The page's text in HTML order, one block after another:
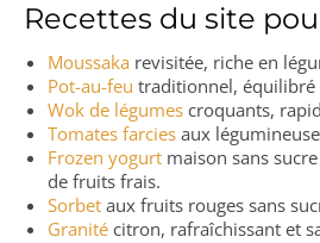
Recettes du site
Moussaka revisitée, riche en
Pot-au-feu traditionnel, équilibré
Wok de légumes croquants,
Tomates farcies aux
Frozen yogurt maison sans
de fruits frais.
Sorbet aux fruits rouges sans
Granité citron, rafraîchissant et